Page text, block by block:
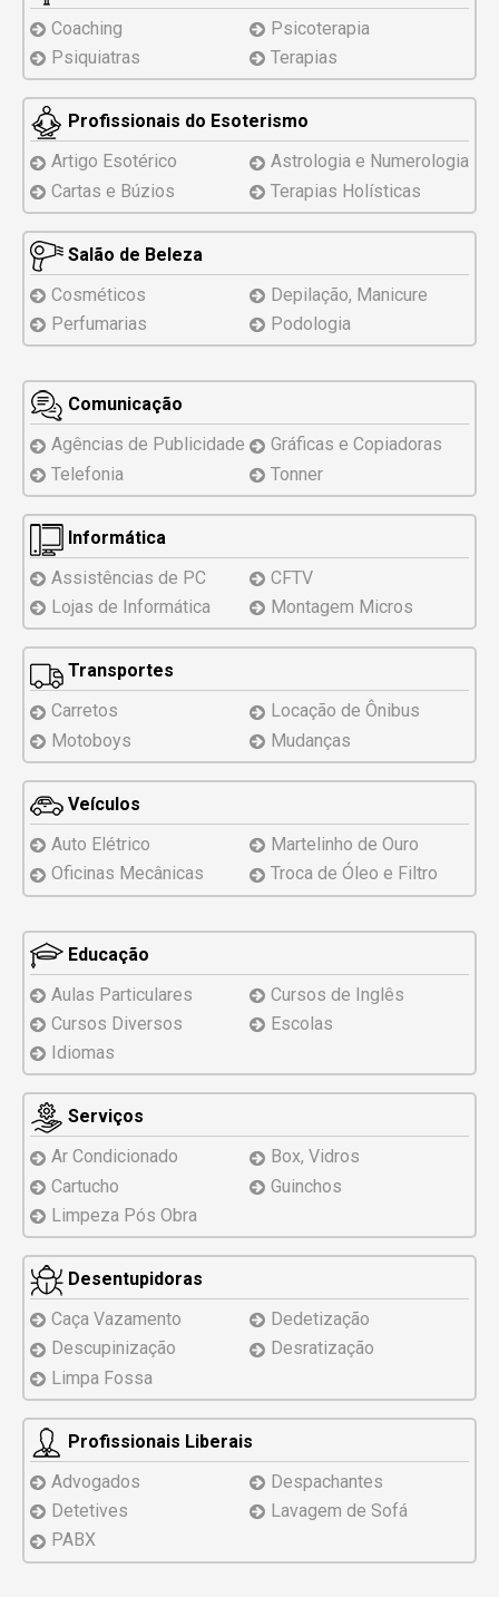
Coaching
Psicoterapia
Psiquiatras
Terapias
Profissionais do Esoterismo
Artigo Esotérico
Astrologia e Numerologia
Cartas e Búzios
Terapias Holísticas
Salão de Beleza
Cosméticos
Depilação, Manicure
Perfumarias
Podologia
Comunicação
Agências de Publicidade
Gráficas e Copiadoras
Telefonia
Tonner
Informática
Assistências de PC
CFTV
Lojas de Informática
Montagem Micros
Transportes
Carretos
Locação de Ônibus
Motoboys
Mudanças
Veículos
Auto Elétrico
Martelinho de Ouro
Oficinas Mecânicas
Troca de Óleo e Filtro
Educação
Aulas Particulares
Cursos de Inglês
Cursos Diversos
Escolas
Idiomas
Serviços
Ar Condicionado
Box, Vidros
Cartucho
Guinchos
Limpeza Pós Obra
Desentupidoras
Caça Vazamento
Dedetização
Descupinização
Desratização
Limpa Fossa
Profissionais Liberais
Advogados
Despachantes
Detetives
Lavagem de Sofá
PABX